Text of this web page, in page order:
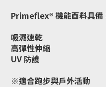
Primeflex® 機能面料具備
吸濕速乾
高彈性伸縮
UV 防護
※適合跑步與戶外活動